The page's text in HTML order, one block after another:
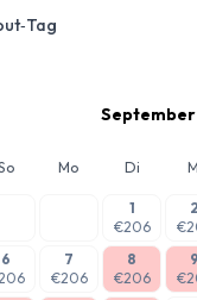
Mo Di
1
€206
2
6
7
€206
8
€206
9